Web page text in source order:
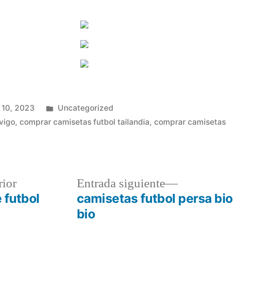
2023
Publicado
en
Uncategorized
,comprar camisetas futbol tailandia,comprar camisetas
Entrada
anterior:
futbol
Entrada siguiente
Entrada
siguiente:
camisetas futbol persa bio
bio